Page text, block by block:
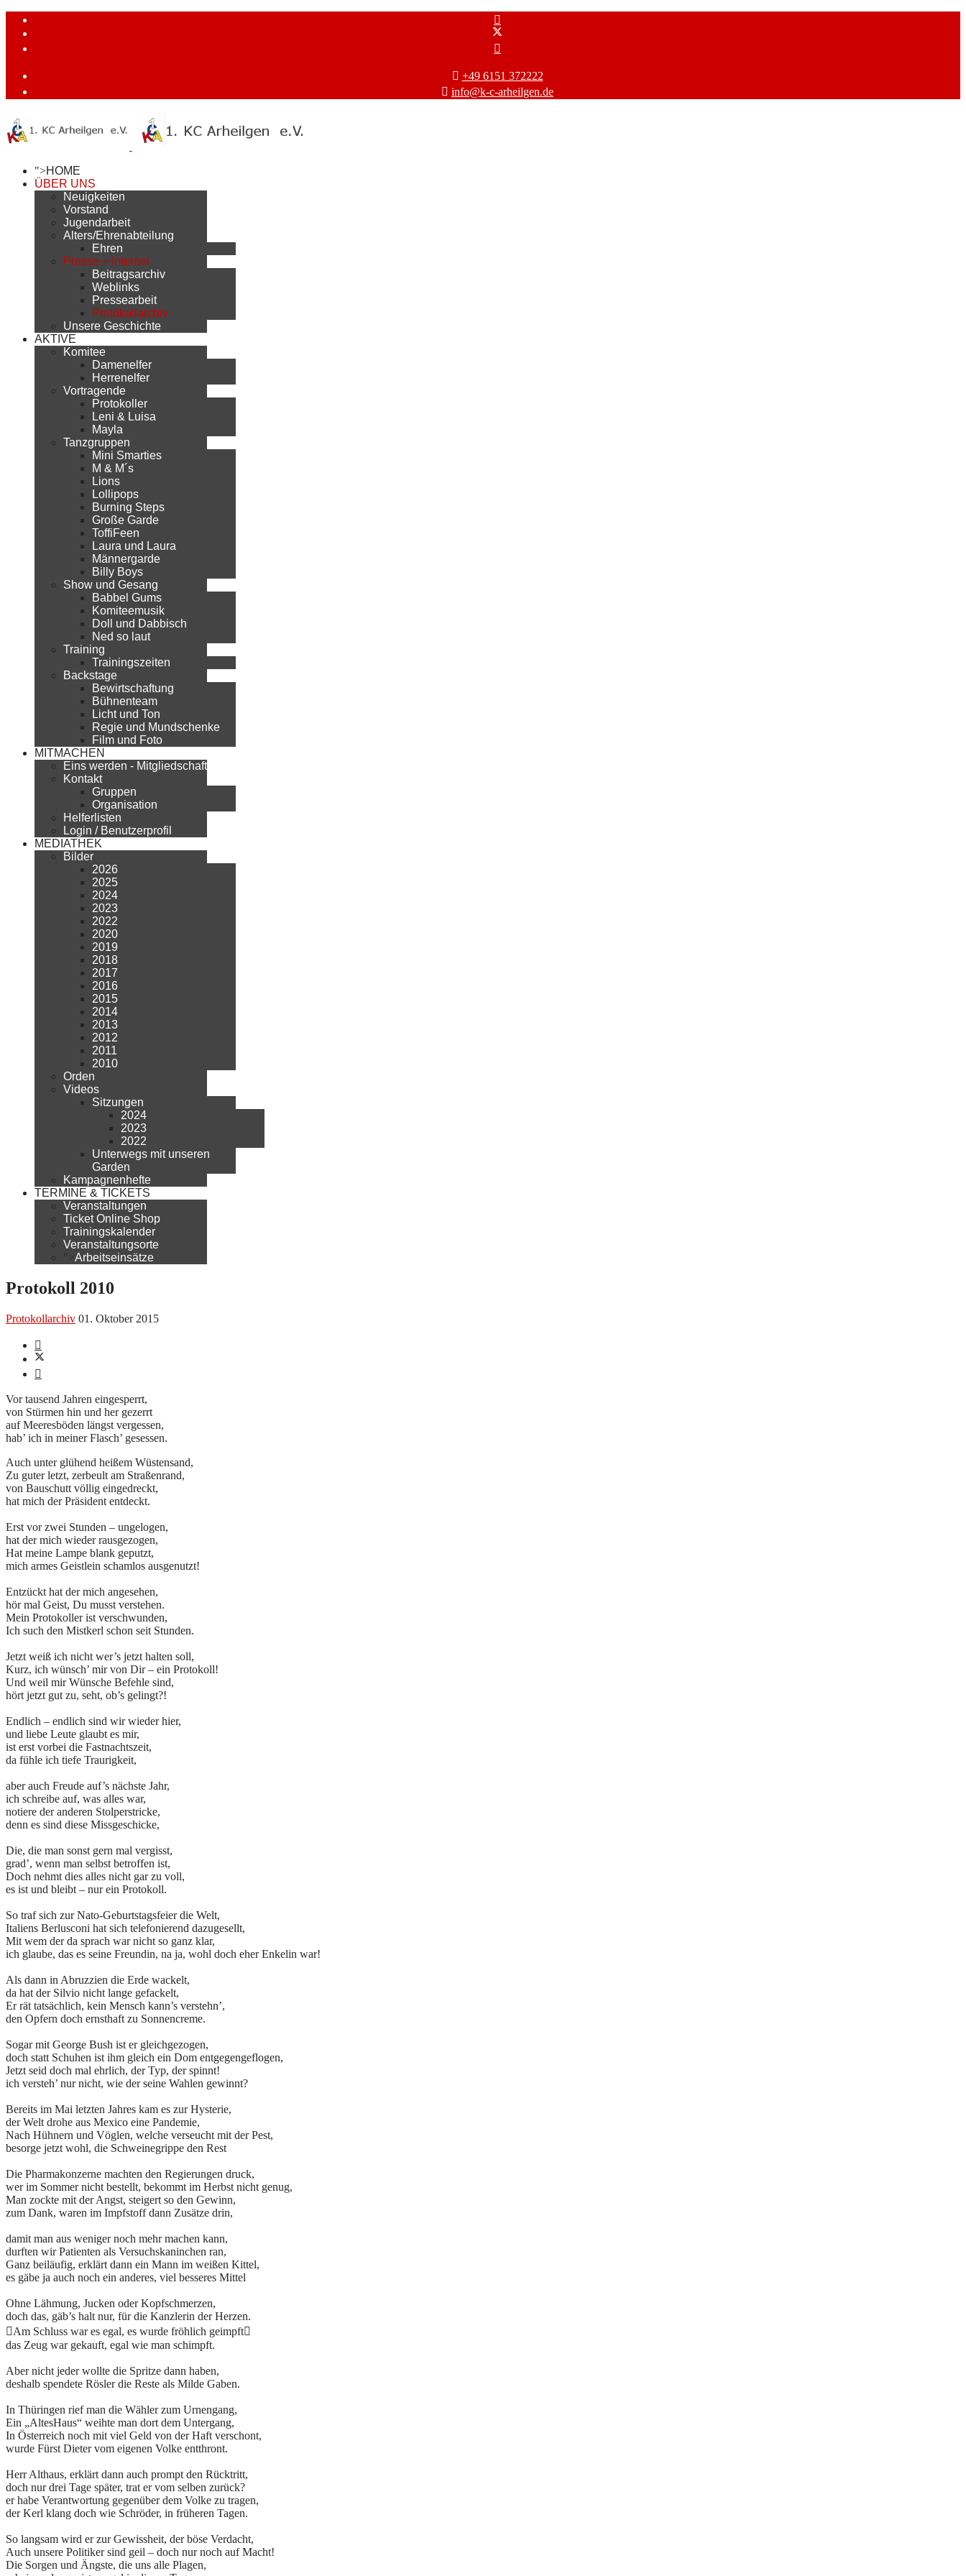
+49 6151 372222
info@k-c-arheilgen.de
">HOME
ÜBER UNS
Neuigkeiten
Vorstand
Jugendarbeit
Alters/Ehrenabteilung
Ehren
Presse + Internet
Beitragsarchiv
Weblinks
Pressearbeit
Protokollarchiv
Unsere Geschichte
AKTIVE
Komitee
Damenelfer
Herrenelfer
Vortragende
Protokoller
Leni & Luisa
Mayla
Tanzgruppen
Mini Smarties
M & M´s
Lions
Lollipops
Burning Steps
Große Garde
ToffiFeen
Laura und Laura
Männergarde
Billy Boys
Show und Gesang
Babbel Gums
Komiteemusik
Doll und Dabbisch
Ned so laut
Training
Trainingszeiten
Backstage
Bewirtschaftung
Bühnenteam
Licht und Ton
Regie und Mundschenke
Film und Foto
MITMACHEN
Eins werden - Mitgliedschaft
Kontakt
Gruppen
Organisation
Helferlisten
Login / Benutzerprofil
MEDIATHEK
Bilder
2026
2025
2024
2023
2022
2020
2019
2018
2017
2016
2015
2014
2013
2012
2011
2010
Orden
Videos
Sitzungen
2024
2023
2022
Unterwegs mit unseren
Garden
Kampagnenhefte
TERMINE & TICKETS
Veranstaltungen
Ticket Online Shop
Trainingskalender
Veranstaltungsorte
">Arbeitseinsätze
Protokoll 2010
Protokollarchiv 01. Oktober 2015
Vor tausend Jahren eingesperrt,
von Stürmen hin und her gezerrt
auf Meeresböden längst vergessen,
hab’ ich in meiner Flasch’ gesessen.
Auch unter glühend heißem Wüstensand,
Zu guter letzt, zerbeult am Straßenrand,
von Bauschutt völlig eingedreckt,
hat mich der Präsident entdeckt.
Erst vor zwei Stunden – ungelogen,
hat der mich wieder rausgezogen,
Hat meine Lampe blank geputzt,
mich armes Geistlein schamlos ausgenutzt!
Entzückt hat der mich angesehen,
hör mal Geist, Du musst verstehen.
Mein Protokoller ist verschwunden,
Ich such den Mistkerl schon seit Stunden.
Jetzt weiß ich nicht wer’s jetzt halten soll,
Kurz, ich wünsch’ mir von Dir – ein Protokoll!
Und weil mir Wünsche Befehle sind,
hört jetzt gut zu, seht, ob’s gelingt?!
Endlich – endlich sind wir wieder hier,
und liebe Leute glaubt es mir,
ist erst vorbei die Fastnachtszeit,
da fühle ich tiefe Traurigkeit,
aber auch Freude auf’s nächste Jahr,
ich schreibe auf, was alles war,
notiere der anderen Stolperstricke,
denn es sind diese Missgeschicke,
Die, die man sonst gern mal vergisst,
grad’, wenn man selbst betroffen ist,
Doch nehmt dies alles nicht gar zu voll,
es ist und bleibt – nur ein Protokoll.
So traf sich zur Nato-Geburtstagsfeier die Welt,
Italiens Berlusconi hat sich telefonierend dazugesellt,
Mit wem der da sprach war nicht so ganz klar,
ich glaube, das es seine Freundin, na ja, wohl doch eher Enkelin war!
Als dann in Abruzzien die Erde wackelt,
da hat der Silvio nicht lange gefackelt,
Er rät tatsächlich, kein Mensch kann’s verstehn’,
den Opfern doch ernsthaft zu Sonnencreme.
Sogar mit George Bush ist er gleichgezogen,
doch statt Schuhen ist ihm gleich ein Dom entgegengeflogen,
Jetzt seid doch mal ehrlich, der Typ, der spinnt!
ich versteh’ nur nicht, wie der seine Wahlen gewinnt?
Bereits im Mai letzten Jahres kam es zur Hysterie,
der Welt drohe aus Mexico eine Pandemie,
Nach Hühnern und Vöglen, welche verseucht mit der Pest,
besorge jetzt wohl, die Schweinegrippe den Rest
Die Pharmakonzerne machten den Regierungen druck,
wer im Sommer nicht bestellt, bekommt im Herbst nicht genug,
Man zockte mit der Angst, steigert so den Gewinn,
zum Dank, waren im Impfstoff dann Zusätze drin,
damit man aus weniger noch mehr machen kann,
durften wir Patienten als Versuchskaninchen ran,
Ganz beiläufig, erklärt dann ein Mann im weißen Kittel,
es gäbe ja auch noch ein anderes, viel besseres Mittel
Ohne Lähmung, Jucken oder Kopfschmerzen,
doch das, gäb’s halt nur, für die Kanzlerin der Herzen.
Am Schluss war es egal, es wurde fröhlich geimpft
das Zeug war gekauft, egal wie man schimpft.
Aber nicht jeder wollte die Spritze dann haben,
deshalb spendete Rösler die Reste als Milde Gaben.
In Thüringen rief man die Wähler zum Urnengang,
Ein „AltesHaus“ weihte man dort dem Untergang,
In Österreich noch mit viel Geld von der Haft verschont,
wurde Fürst Dieter vom eigenen Volke entthront.
Herr Althaus, erklärt dann auch prompt den Rücktritt,
doch nur drei Tage später, trat er vom selben zurück?
er habe Verantwortung gegenüber dem Volke zu tragen,
der Kerl klang doch wie Schröder, in früheren Tagen.
So langsam wird er zur Gewissheit, der böse Verdacht,
Auch unsere Politiker sind geil – doch nur noch auf Macht!
Die Sorgen und Ängste, die uns alle Plagen,